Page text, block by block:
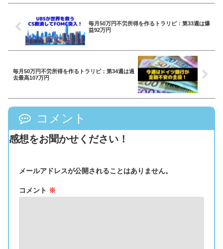
毎月50万円不労所得を作るトラリピ：第33週は爆
益92万円
毎月50万円不労所得を作るトラリピ：第34週は過
去最高107万円
コメント
感想をお聞かせください！
メールアドレスが公開されることはありません。
コメント ※